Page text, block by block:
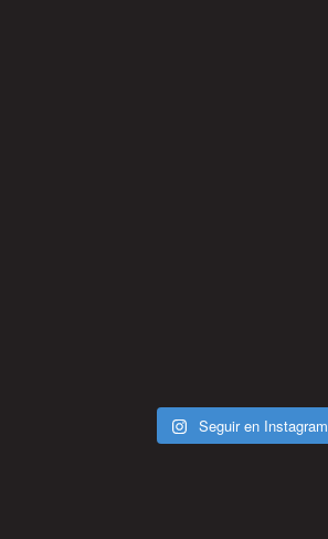
Seguir en Instagram